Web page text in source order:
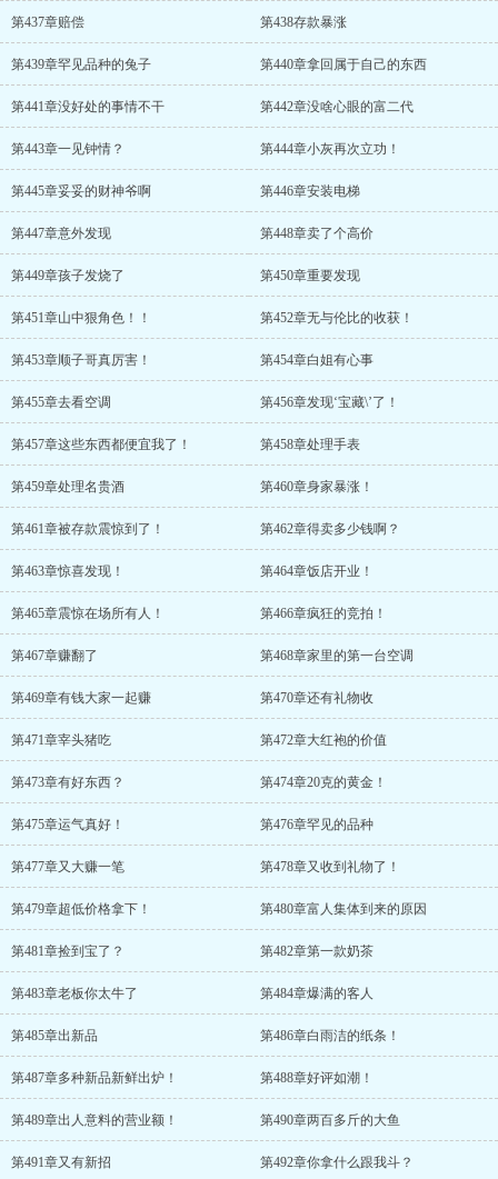
第437章赔偿 第438存款暴涨
第439章罕见品种的兔子 第440章拿回属于自己的东西
第441章没好处的事情不干 第442章没啥心眼的富二代
第443章一见钟情？ 第444章小灰再次立功！
第445章妥妥的财神爷啊 第446章安装电梯
第447章意外发现 第448章卖了个高价
第449章孩子发烧了 第450章重要发现
第451章山中狠角色！！ 第452章无与伦比的收获！
第453章顺子哥真厉害！ 第454章白姐有心事
第455章去看空调 第456章发现‘宝藏\’了！
第457章这些东西都便宜我了！ 第458章处理手表
第459章处理名贵酒 第460章身家暴涨！
第461章被存款震惊到了！ 第462章得卖多少钱啊？
第463章惊喜发现！ 第464章饭店开业！
第465章震惊在场所有人！ 第466章疯狂的竞拍！
第467章赚翻了 第468章家里的第一台空调
第469章有钱大家一起赚 第470章还有礼物收
第471章宰头猪吃 第472章大红袍的价值
第473章有好东西？ 第474章20克的黄金！
第475章运气真好！ 第476章罕见的品种
第477章又大赚一笔 第478章又收到礼物了！
第479章超低价格拿下！ 第480章富人集体到来的原因
第481章捡到宝了？ 第482章第一款奶茶
第483章老板你太牛了 第484章爆满的客人
第485章出新品 第486章白雨洁的纸条！
第487章多种新品新鲜出炉！ 第488章好评如潮！
第489章出人意料的营业额！ 第490章两百多斤的大鱼
第491章又有新招 第492章你拿什么跟我斗？